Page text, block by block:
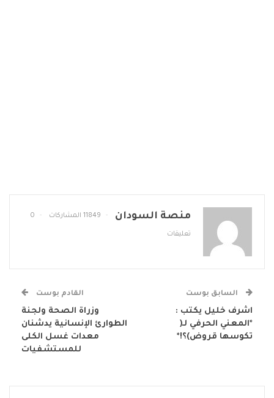
منصة السودان 11849 المشاركات 0
تعليقات
السابق بوست
اشرف خليل يكتب :
*المعني الحرفي لـ(
تكوسها قروض)؟!*
القادم بوست
وزراة الصحة ولجنة
الطوارئ الإنسانية يدشنان
معدات غسل الكلى
للمستشفيات